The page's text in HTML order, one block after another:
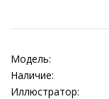
Модель:
Наличие:
Иллюстратор: